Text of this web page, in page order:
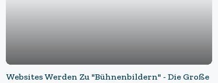
Websites Werden Zu "Bühnenbildern" - Die Große